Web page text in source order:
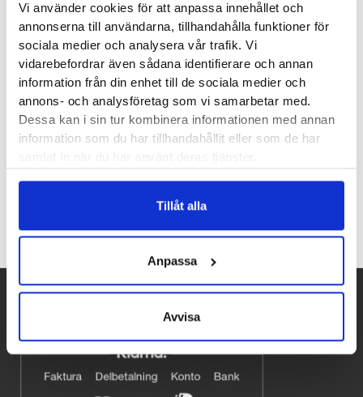
Vi använder cookies för att anpassa innehållet och
annonserna till användarna, tillhandahålla funktioner för
sociala medier och analysera vår trafik. Vi
vidarebefordrar även sådana identifierare och annan
information från din enhet till de sociala medier och
annons- och analysföretag som vi samarbetar med.
Dessa kan i sin tur kombinera informationen med annan
information som du har tillhandahållit eller som de har
samlat in när du har använt deras tjänster.
Tillåt alla
Anpassa
Avvisa
bra till dina promenadskor som träningsskor. Längden på
skosnörena avgörs av hur många hål dina skor har.
90 cm = 5-6 hål
120 cm = 6 hål
150 cm = 7-8 hål
Recensioner